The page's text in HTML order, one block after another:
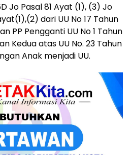
Jo Pasal 81 Ayat (1), (3) Jo
dari UU No 17 Tahun
PP Pengganti UU No 1 Tahun
Kedua atas UU No. 23 Tahun
Anak menjadi UU.